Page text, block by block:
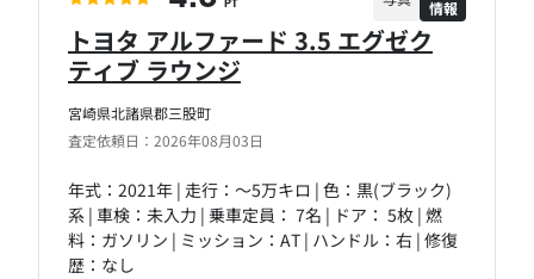
宮崎県北諸県郡三股町
査定依頼日：2026年08月03日
トヨタ アルファード 3.5 エグゼク
ティブ ラウンジ
年式：2021年 | 走行：～5万キロ | 色：黒(ブラック)
系 | 車検：未入力 | 乗車定員： 7名 | ドア： 5枚 | 燃
料：ガソリン | ミッション：AT | ハンドル：右 | 修復
歴：なし
PT
情報